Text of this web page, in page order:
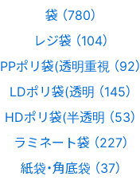
袋 （780）
レジ袋 （104）
PPポリ袋(透明重視 （92）
LDポリ袋(透明 （145）
HDポリ袋(半透明 （53）
ラミネート袋 （227）
紙袋・角底袋 （37）